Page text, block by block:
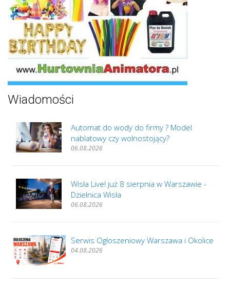
Wiadomości
Automat do wody do firmy ? Model
nablatowy czy wolnostojący?
06.08.2026
Wisła Live! już 8 sierpnia w Warszawie -
Dzielnica Wisła
06.08.2026
Serwis Ogłoszeniowy Warszawa i Okolice
04.08.2026